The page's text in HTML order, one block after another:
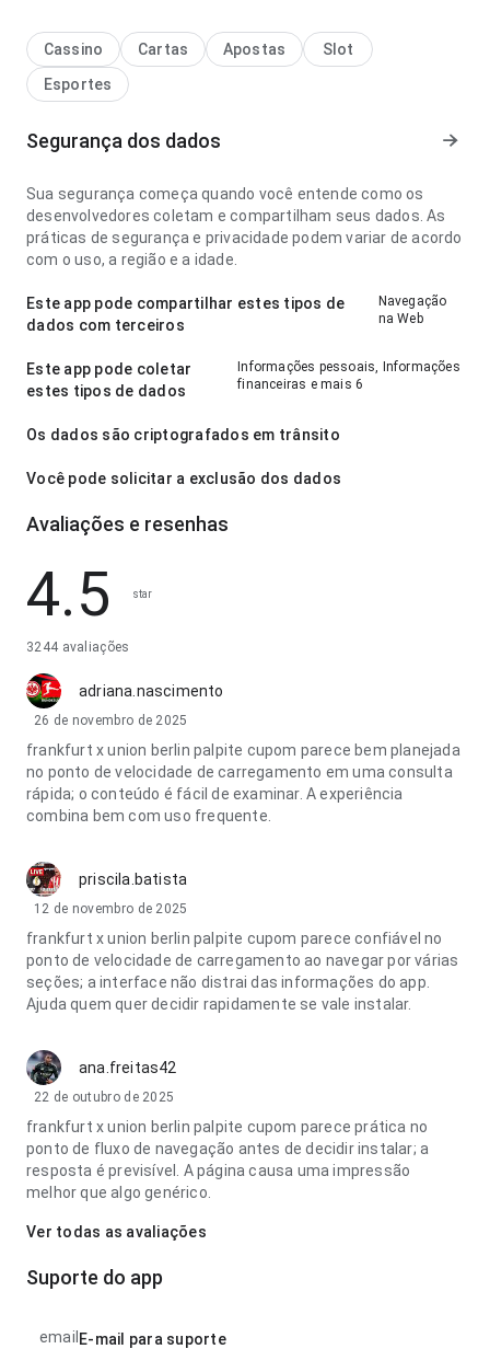
Cassino Cartas Apostas
Slot
Esportes
Segurança dos dados
Sua segurança começa quando você entende como os
desenvolvedores coletam e compartilham seus dados. As
práticas de segurança e privacidade podem variar de acordo
com o uso, a região e a idade.
Este app pode compartilhar estes tipos de
dados com terceiros
Navegação
na Web
Este app pode coletar
estes tipos de dados
Informações pessoais, Informações
financeiras e mais 6
Os dados são criptografados em trânsito
Você pode solicitar a exclusão dos dados
Avaliações e resenhas
4.5 star
3244 avaliações
adriana.nascimento
26 de novembro de 2025
frankfurt x union berlin palpite cupom parece bem planejada
no ponto de velocidade de carregamento em uma consulta
rápida; o conteúdo é fácil de examinar. A experiência
combina bem com uso frequente.
priscila.batista
12 de novembro de 2025
frankfurt x union berlin palpite cupom parece confiável no
ponto de velocidade de carregamento ao navegar por várias
seções; a interface não distrai das informações do app.
Ajuda quem quer decidir rapidamente se vale instalar.
ana.freitas42
22 de outubro de 2025
frankfurt x union berlin palpite cupom parece prática no
ponto de fluxo de navegação antes de decidir instalar; a
resposta é previsível. A página causa uma impressão
melhor que algo genérico.
Ver todas as avaliações
Suporte do app
email E-mail para suporte